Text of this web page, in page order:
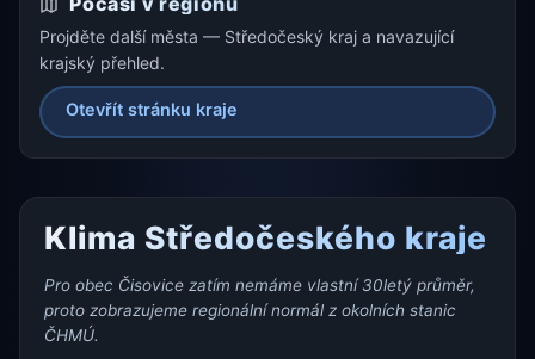
Projděte další města — Středočeský kraj a navazující
krajský přehled.
Otevřít stránku kraje
Klima Středočeského kraje
Pro obec Čisovice zatím nemáme vlastní 30letý průměr,
proto zobrazujeme regionální normál z okolních stanic
ČHMÚ.